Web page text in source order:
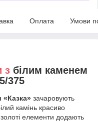
Оплата Умови
з білим каменем
375
«Казка» зачаровують
камінь красиво
елементи додають